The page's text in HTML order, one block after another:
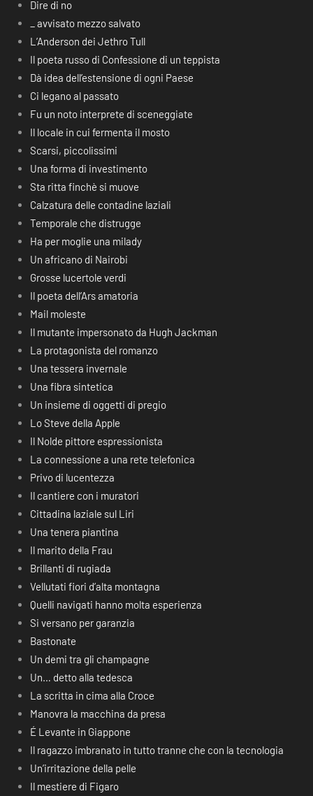
Dire di no
_ avvisato mezzo salvato
L’Anderson dei Jethro Tull
Il poeta russo di Confessione di un teppista
Dà idea dell’estensione di ogni Paese
Ci legano al passato
Fu un noto interprete di sceneggiate
Il locale in cui fermenta il mosto
Scarsi, piccolissimi
Una forma di investimento
Sta ritta finchè si muove
Calzatura delle contadine laziali
Temporale che distrugge
Ha per moglie una milady
Un africano di Nairobi
Grosse lucertole verdi
Il poeta dell’Ars amatoria
Mail moleste
Il mutante impersonato da Hugh Jackman
La protagonista del romanzo
Una tessera invernale
Una fibra sintetica
Un insieme di oggetti di pregio
Lo Steve della Apple
Il Nolde pittore espressionista
La connessione a una rete telefonica
Privo di lucentezza
Il cantiere con i muratori
Cittadina laziale sul Liri
Una tenera piantina
Il marito della Frau
Brillanti di rugiada
Vellutati fiori d’alta montagna
Quelli navigati hanno molta esperienza
Si versano per garanzia
Bastonate
Un demi tra gli champagne
Un… detto alla tedesca
La scritta in cima alla Croce
Manovra la macchina da presa
É Levante in Giappone
Il ragazzo imbranato in tutto tranne che con la tecnologia
Un’irritazione della pelle
Il mestiere di Figaro